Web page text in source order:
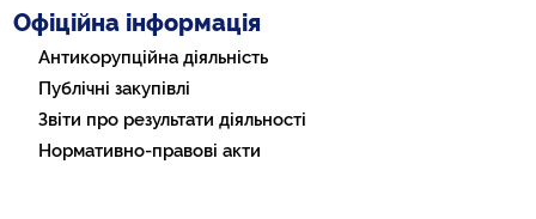
Офіційна інформація
Антикорупційна діяльність
Публічні закупівлі
Звіти про результати діяльності
Нормативно-правові акти